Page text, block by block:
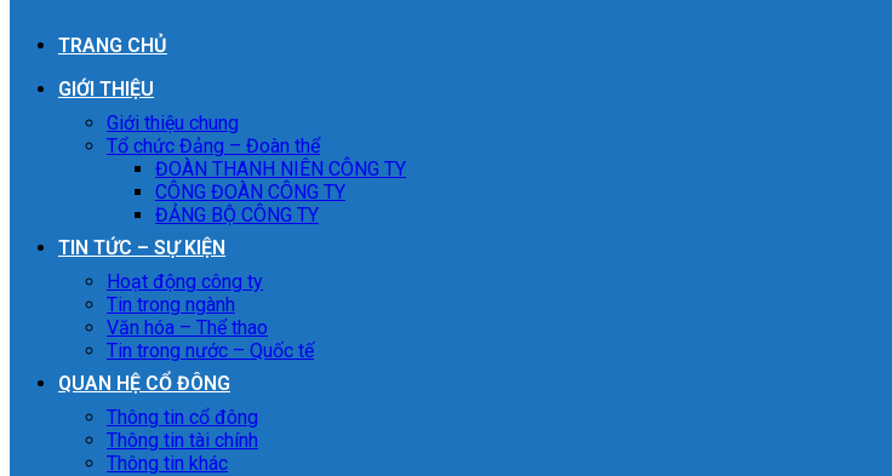
TRANG CHỦ
GIỚI THIỆU
Giới thiệu chung
Tổ chức Đảng – Đoàn thể
ĐOÀN THANH NIÊN CÔNG TY
CÔNG ĐOÀN CÔNG TY
ĐẢNG BỘ CÔNG TY
TIN TỨC – SỰ KIỆN
Hoạt động công ty
Tin trong ngành
Văn hóa – Thể thao
Tin trong nước – Quốc tế
QUAN HỆ CỔ ĐÔNG
Thông tin cổ đông
Thông tin tài chính
Thông tin khác